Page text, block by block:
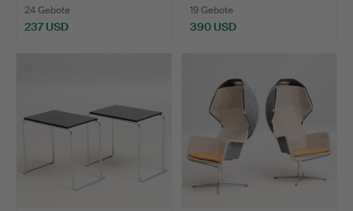
24 Gebote
237 USD
19 Gebote
390 USD